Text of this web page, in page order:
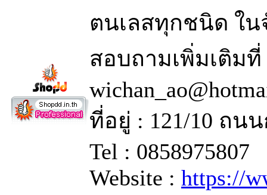
ตนเลสทุกชนิด ใน
สอบถามเพิ่มเติมที่
ที่อยู่ : 121/10 ถน
Tel : 0858975807
Website : https://